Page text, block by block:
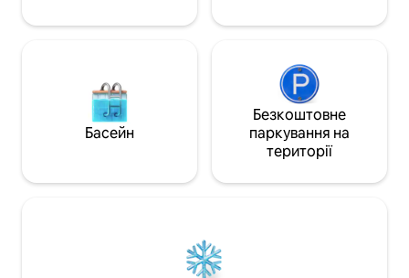
Басейн
Безкоштовне
паркування на
території